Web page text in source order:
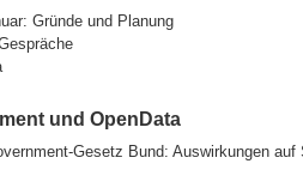
Gründe und Planung
und OpenData
Gesetz Bund: Auswirkungen auf